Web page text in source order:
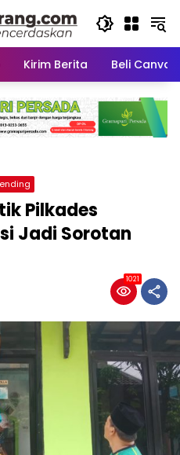
Kirim Berita Beli
Pilkades
Jadi Sorotan
1021